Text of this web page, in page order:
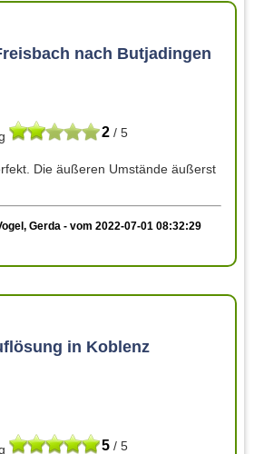
nach Butjadingen
2 / 5
Die äußeren Umstände äußerst
Gerda - vom 2022-07-01 08:32:29
in Koblenz
5 / 5